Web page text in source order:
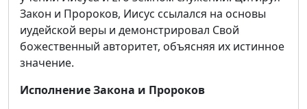
Закон и Пророков, Иисус ссылался на основы
иудейской веры и демонстрировал Свой
божественный авторитет, объясняя их истинное
значение.
Исполнение Закона и Пророков